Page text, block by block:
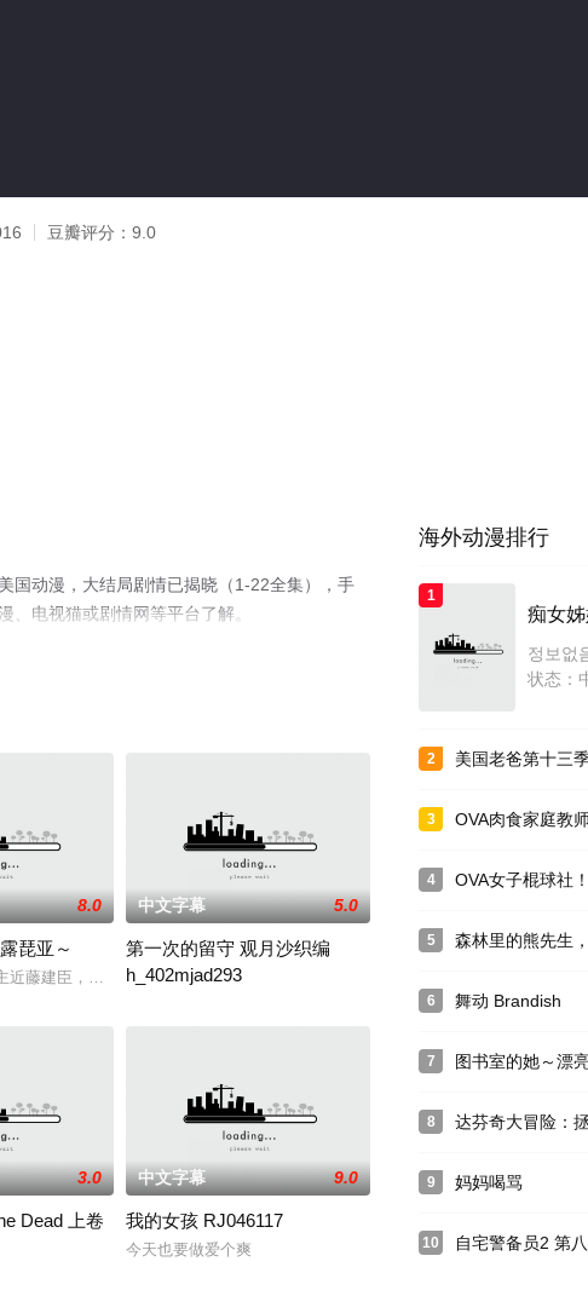
豆瓣评分： 9.0
国动漫，大结局剧情已揭晓（1-22全集），手
电视猫或剧情网等平台了解。
服女性 武技高超的她连战连胜、其实她是邻国派来作和平宣传的公主。 但这大国
8.0
琵亚～
近藤建臣，一覺醒來，發現身邊有一只鳥，鳥自我介紹，名字叫露比亞，露比亞因
中文字幕 5.0
第一次的留守 观月沙织编
h_402mjad293
3.0
Dead 上卷
中文字幕 9.0
我的女孩 RJ046117
今天也要做爱个爽
海外动漫排行
1
정보없
状态：
2 美国老爸第十三
3 OVA肉食家庭教师
4 OVA女子棍球社
5 森林里的熊先生
6 舞动 Brandish
7 图书室的她～漂亮的她直
8 达芬奇大冒险：
9 妈妈喝骂
10 自宅警备员2 第八话 表兄妹・叔母・